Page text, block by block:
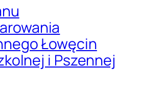
Łowęcin
i Pszennej